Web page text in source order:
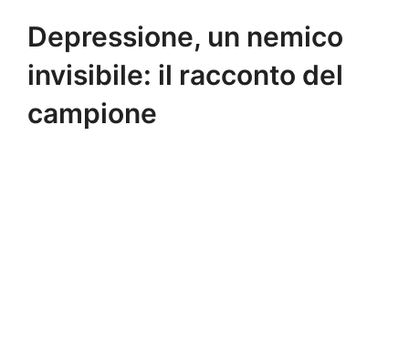
Depressione, un nemico
invisibile: il racconto del
campione